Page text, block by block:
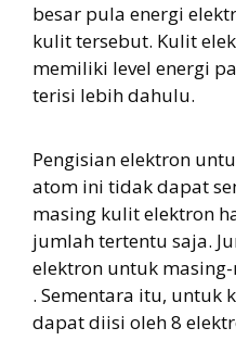
besar pula energi
kulit tersebut. Kulit
memiliki level energi
terisi lebih dahulu.
Pengisian elektron
atom ini tidak dapat
masing kulit elektron
jumlah tertentu saja.
elektron untuk
. Sementara itu, untuk
dapat diisi oleh 8